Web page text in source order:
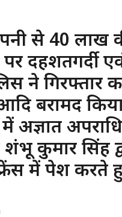
से 40 लाख
पर दहशतगर्दी
ने
बरामद
में अज्ञात
कुमार सिंह
में पेश